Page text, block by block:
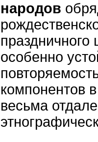
народов
праздничного
особенно
компонентов
весьма